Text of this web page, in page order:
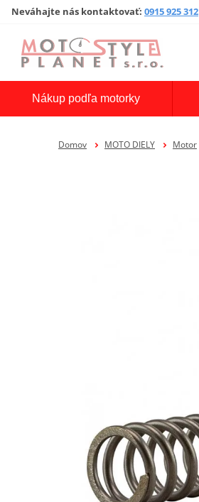
Neváhajte nás kontaktovať: 0915 925 312
Nákup podľa motorky
Domov MOTO DIELY Motor